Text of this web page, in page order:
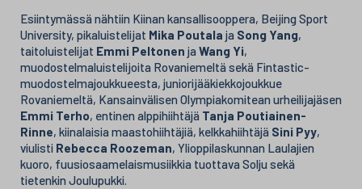
Esiintymässä nähtiin Kiinan kansallisooppera, Beijing Sport
University, pikaluistelijat Mika Poutala ja Song Yang,
taitoluistelijat Emmi Peltonen ja Wang Yi,
muodostelmaluistelijoita Rovaniemeltä sekä Fintastic-
muodostelmajoukkueesta, juniorijääkiekkojoukkue
Rovaniemeltä, Kansainvälisen Olympiakomitean urheilijajäsen
Emmi Terho, entinen alppihiihtäjä Tanja Poutiainen-
Rinne, kiinalaisia maastohiihtäjiä, kelkkahiihtäjä Sini Pyy,
viulisti Rebecca Roozeman, Ylioppilaskunnan Laulajien
kuoro, fuusiosaamelaismusiikkia tuottava Solju sekä
tietenkin Joulupukki.